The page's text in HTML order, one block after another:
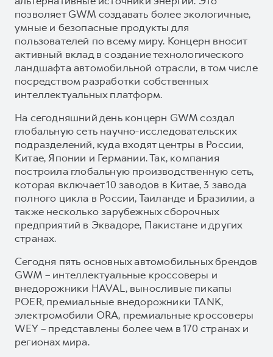
позволяет GWM создавать более экологичные,
умные и безопасные продукты для
пользователей по всему миру. Концерн вносит
активный вклад в создание технологического
ландшафта автомобильной отрасли, в том числе
посредством разработки собственных
интеллектуальных платформ.
На сегодняшний день концерн GWM создал
глобальную сеть научно-исследовательских
подразделений, куда входят центры в России,
Китае, Японии и Германии. Так, компания
построила глобальную производственную сеть,
которая включает 10 заводов в Китае, 3 завода
полного цикла в России, Таиланде и Бразилии, а
также несколько зарубежных сборочных
предприятий в Эквадоре, Пакистане и других
странах.
Сегодня пять основных автомобильных брендов
GWM – интеллектуальные кроссоверы и
внедорожники HAVAL, выносливые пикапы
POER, премиальные внедорожники TANK,
электромобили ORA, премиальные кроссоверы
WEY – представлены более чем в 170 странах и
регионах мира.